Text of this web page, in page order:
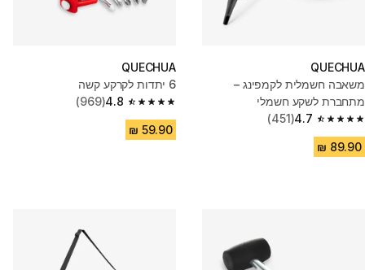
QUECHUA
משאבה חשמלית לקמפינג –
מתחברת לשקע חשמלי
4.7
4.7 out of 5 stars from 451 reviews
(451)
QUECHUA
6 יתדות לקרקע קשה
4.8
4.8 out of 5 stars from 969 reviews
(969)